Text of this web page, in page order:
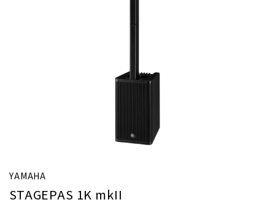
YAMAHA
STAGEPAS 1K mkII